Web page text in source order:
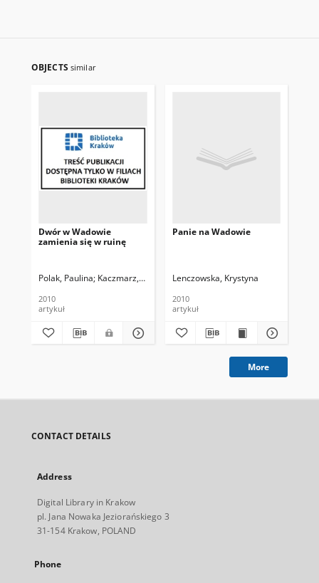
OBJECTS similar
Dwór w Wadowie
zamienia się w ruinę
Polak, Paulina Kaczmarz, Anna. Fot.
2010
artykuł
Panie na Wadowie
Lenczowska, Krystyna
2010
artykuł
More
CONTACT DETAILS
Address
Digital Library in Krakow
pl. Jana Nowaka Jeziorańskiego 3
31-154 Krakow, POLAND
Phone